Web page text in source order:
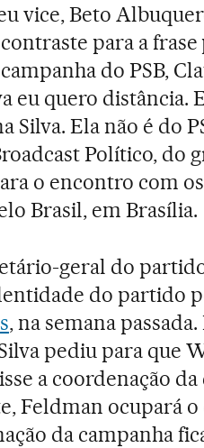
vice, Beto
para a
do PSB,
eu quero distância.
Silva. Ela não é do
Político, do
o encontro com
Brasil, em Brasília.
geral do
do partido
, na semana
pediu para que
a coordenação
Feldman ocupará
da campanha